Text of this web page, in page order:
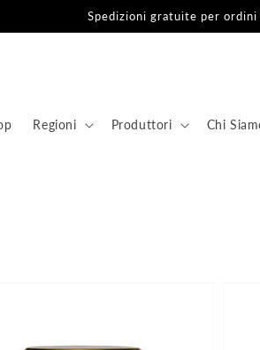
Spedizioni gratuite per
Regioni Produttori Chi